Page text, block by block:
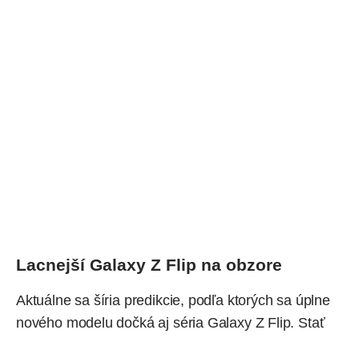
Lacnejší Galaxy Z Flip na obzore
Aktuálne sa šíria predikcie, podľa ktorých sa úplne
nového modelu dočká aj séria Galaxy Z Flip. Stať